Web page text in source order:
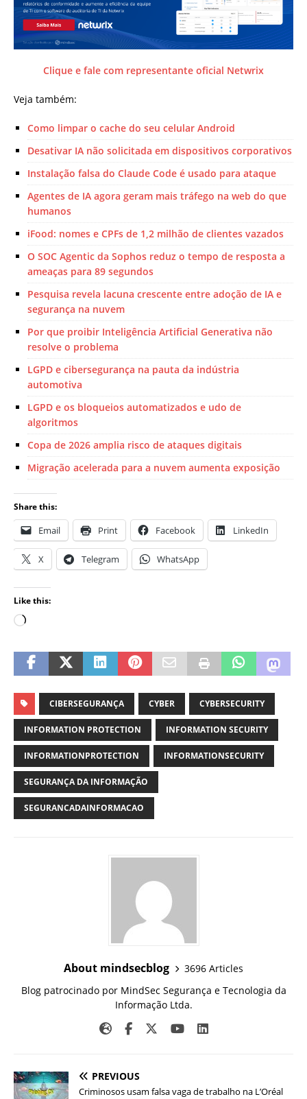
Clique e fale com representante oficial Netwrix
Veja também:
Como limpar o cache do seu celular Android
Desativar IA não solicitada em dispositivos corporativos
Instalação falsa do Claude Code é usado para ataque
Agentes de IA agora geram mais tráfego na web do que
humanos
iFood: nomes e CPFs de 1,2 milhão de clientes vazados
O SOC Agentic da Sophos reduz o tempo de resposta a
ameaças para 89 segundos
Pesquisa revela lacuna crescente entre adoção de IA e
segurança na nuvem
Por que proibir Inteligência Artificial Generativa não
resolve o problema
LGPD e cibersegurança na pauta da indústria
automotiva
LGPD e os bloqueios automatizados e udo de
algoritmos
Copa de 2026 amplia risco de ataques digitais
Migração acelerada para a nuvem aumenta exposição
Share this:
Email Print Facebook LinkedIn
X Telegram WhatsApp
Like this:
CIBERSEGURANÇA CYBER CYBERSECURITY
INFORMATION PROTECTION INFORMATION SECURITY
INFORMATIONPROTECTION INFORMATIONSECURITY
SEGURANÇA DA INFORMAÇÃO
SEGURANCADAINFORMACAO
About mindsecblog
3696 Articles
Blog patrocinado por MindSec Segurança e Tecnologia da
Informação Ltda.
PREVIOUS
Criminosos usam falsa vaga de trabalho na L’Oréal